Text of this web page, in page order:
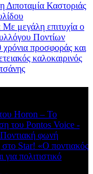
Διποταμία Καστοριάς
μεγάλη επιτυχία ο
Ποντίων
χρόνια προσφοράς και
καλοκαιρινός
Horon – Το
του Pontos Voice -
φωνή
Star! «Ο ποντιακός
πολιτιστικό